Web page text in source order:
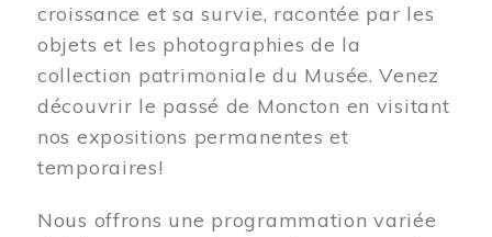
croissance et sa survie, racontée par les
objets et les photographies de la
collection patrimoniale du Musée. Venez
découvrir le passé de Moncton en visitant
nos expositions permanentes et
temporaires!
Nous offrons une programmation variée